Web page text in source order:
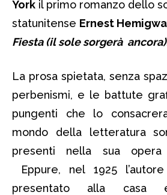
York il primo romanzo dello
statunitense Ernest
Fiesta (il sole sorgerà ancora)
La prosa spietata, senza
perbenismi, e le battute
pungenti che lo
mondo della letteratura
presenti nella sua opera
Eppure, nel 1925
presentato alla casa